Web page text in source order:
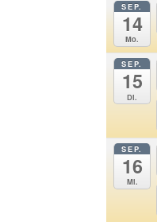
SEP.
14
Mo.
SEP.
15
Di.
SEP.
16
Mi.